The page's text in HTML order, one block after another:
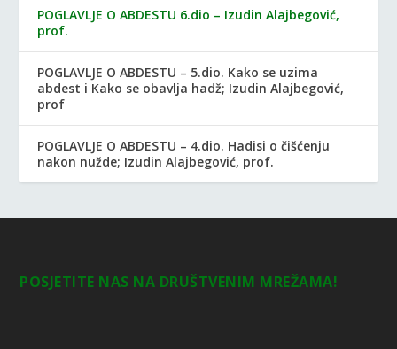
POGLAVLJE O ABDESTU 6.dio – Izudin Alajbegović,
prof.
POGLAVLJE O ABDESTU – 5.dio. Kako se uzima
abdest i Kako se obavlja hadž; Izudin Alajbegović,
prof
POGLAVLJE O ABDESTU – 4.dio. Hadisi o čišćenju
nakon nužde; Izudin Alajbegović, prof.
POSJETITE NAS NA DRUŠTVENIM MREŽAMA!